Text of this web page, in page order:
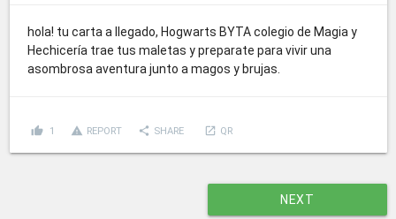
hola! tu carta a llegado, Hogwarts BYTA colegio de Magia y
Hechicería trae tus maletas y preparate para vivir una
asombrosa aventura junto a magos y brujas.
thumb_up 1 report_problem REPORT share SHARE launch QR
NEXT